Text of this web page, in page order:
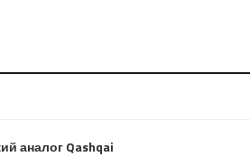
на дорогу в центре Москвы
аналог Qashqai